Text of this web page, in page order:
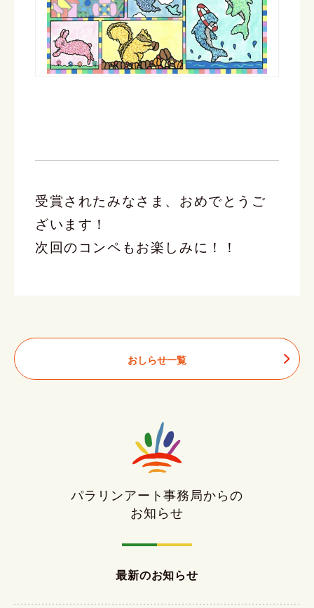
受賞されたみなさま、おめでとうご
ざいます！
次回のコンペもお楽しみに！！
おしらせ一覧
パラリンアート事務局からの
お知らせ
最新のお知らせ